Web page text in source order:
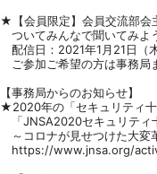
★【会員限定】会員交流部会
ついてみんなで聞いてみよ
配信日：2021年1月21日（
ご参加ご希望の方は事務局
【事務局からのお知らせ】
★2020年の「セキュリティ
「JNSA2020セキュリティ
～コロナが見せつけた大変
https://www.jnsa.org/